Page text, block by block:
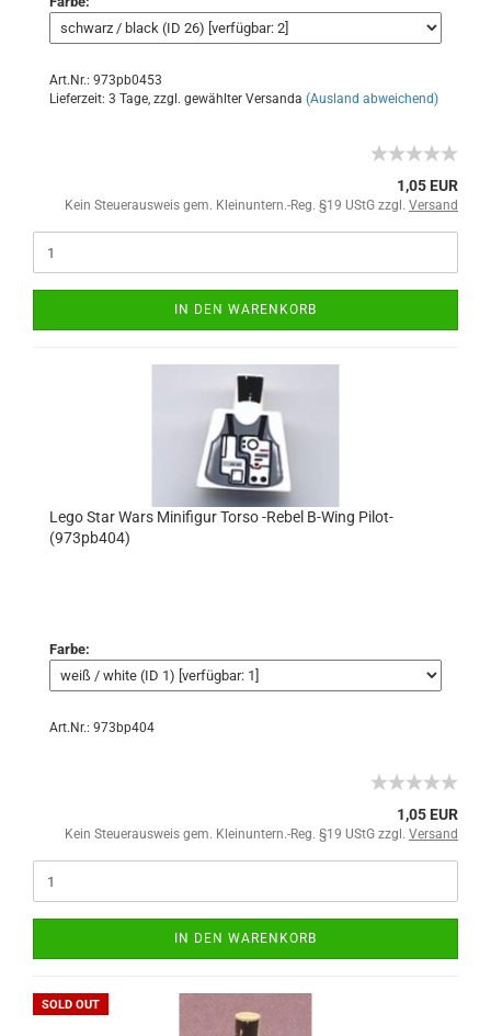
Art.Nr.: 973pb0453
Lieferzeit: 3 Tage, zzgl. gewählter Versanda (Ausland abweichend)
1,05 EUR
Kein Steuerausweis gem. Kleinuntern.-Reg. §19 UStG zzgl. Versand
IN DEN WARENKORB
Lego Star Wars Minifigur Torso -Rebel B-Wing Pilot-
(973pb404)
Farbe:
Art.Nr.: 973bp404
1,05 EUR
Kein Steuerausweis gem. Kleinuntern.-Reg. §19 UStG zzgl. Versand
IN DEN WARENKORB
SOLD OUT